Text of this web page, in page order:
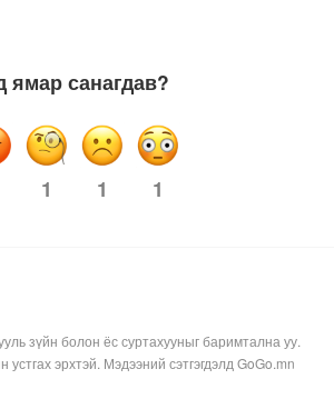
ямар санагдав?
1 1 1
зүйн болон ёс суртахууныг баримтална уу.
устгах эрхтэй. Мэдээний сэтгэгдэлд GoGo.mn